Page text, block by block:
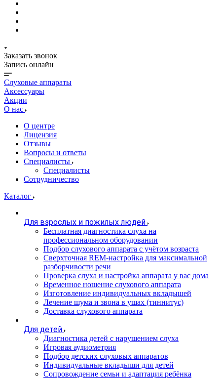
Заказать звонок
Запись онлайн
Слуховые аппараты
Аксессуары
Акции
О нас
О центре
Лицензия
Отзывы
Вопросы и ответы
Специалисты
Специалисты
Сотрудничество
Каталог
Для взрослых и пожилых людей
Бесплатная диагностика слуха на
профессиональном оборудовании
Подбор слухового аппарата с учётом возраста
Сверхточная REM-настройка для максимальной
разборчивости речи
Проверка слуха и настройка аппарата у вас дома
Временное ношение слухового аппарата
Изготовление индивидуальных вкладышей
Лечение шума и звона в ушах (тиннитус)
Доставка слухового аппарата
Для детей
Диагностика детей с нарушением слуха
Игровая аудиометрия
Подбор детских слуховых аппаратов
Индивидуальные вкладыши для детей
Сопровождение семьи и адаптация ребёнка